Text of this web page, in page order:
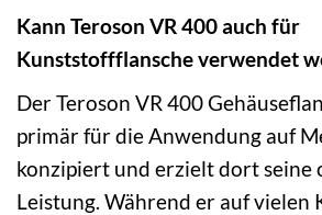
Kann Teroson VR 400 auch für
Kunststoffflansche verwendet
Der Teroson VR 400
primär für die Anwendung auf
konzipiert und erzielt dort seine
Leistung. Während er auf vielen